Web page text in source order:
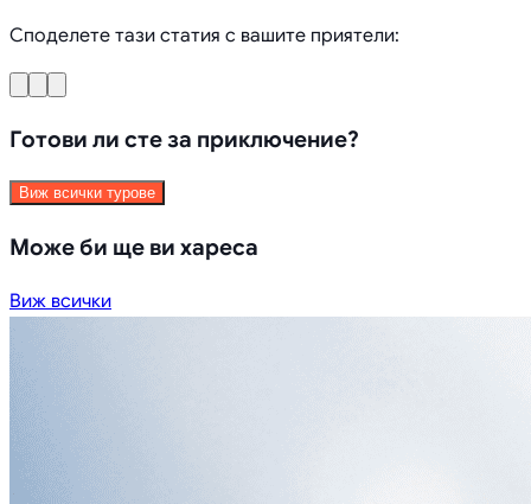
Споделете тази статия с вашите приятели:
Готови ли сте за приключение?
Виж всички турове
Може би ще ви хареса
Виж всички